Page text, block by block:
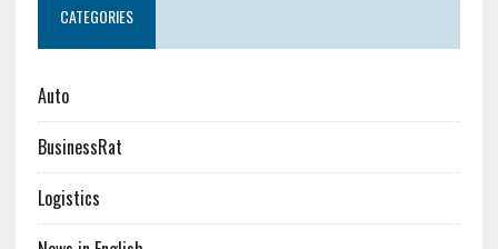
CATEGORIES
Auto
BusinessRat
Logistics